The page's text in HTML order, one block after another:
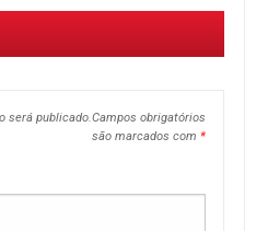
será publicado.Campos obrigatórios
são marcados com *